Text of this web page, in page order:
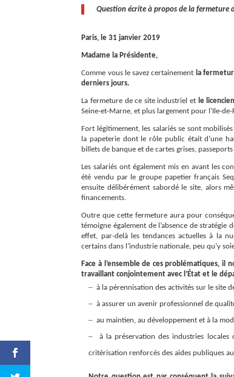
Question écrite à propos de la fermeture
Paris, le 31 janvier 2019
Madame la Présidente,
Comme vous le savez certainement la
derniers jours.
La fermeture de ce site industriel et le
Seine-et-Marne, et plus largement pour l’Ile-de-
Fort légitimement, les salariés se sont
la papeterie dont le rôle public était d’une
billets de banque et de cartes grises,
Les salariés ont également mis en avant les
été vendu par le groupe papetier français
ensuite délibérément sabordé le site, alors
financements.
Outre que cette fermeture aura pour
témoigne également de l’absence de
effet, par-delà les tendances actuelles à la
certains dans l’industrie nationale, peu qu’y
Face à l’ensemble de ces problématiques, il
travaillant conjointement avec l’État et le
–à la pérennisation des activités sur le site
–à assurer un avenir professionnel de
–au maintien, au développement et à la
– à la préservation des industries
critérisation renforcés des aides publiques